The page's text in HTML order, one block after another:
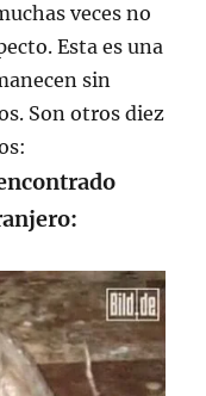
veces no
Esta es una
sin
Son otros diez